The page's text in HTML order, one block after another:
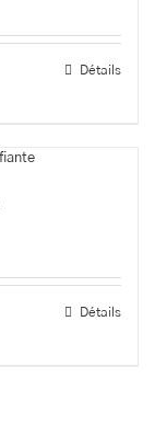
Détails
Détails